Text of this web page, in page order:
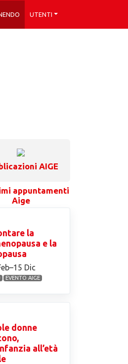
UTENTI
AIGE
appuntamenti
Aige
la
e la
Dic
EVENTO AIGE
donne
all’età